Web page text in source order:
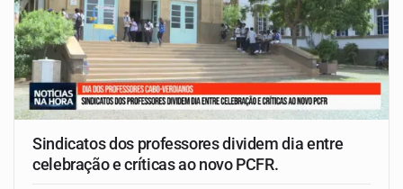
Sindicatos dos professores dividem dia entre
celebração e críticas ao novo PCFR.